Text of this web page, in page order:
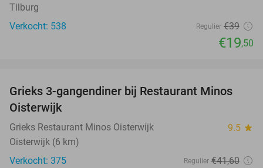
Tilburg
Verkocht: 538
Regulier €39
€19,50
30%
Grieks 3-gangendiner bij Restaurant Minos
Oisterwijk
Grieks Restaurant Minos Oisterwijk 9.5 star
Oisterwijk (6 km)
Verkocht: 375
Regulier €41,60